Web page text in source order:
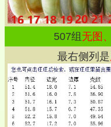
507组 无图
最右侧列是